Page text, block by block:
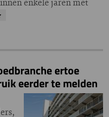
ertoe
eerder te melden